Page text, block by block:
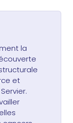
la
et